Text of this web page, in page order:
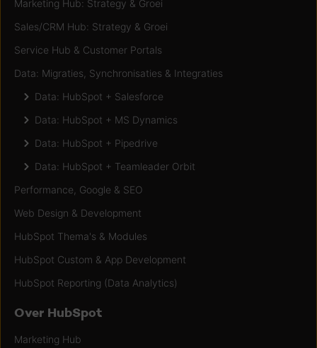
Marketing Hub: Strategy & Groei
Sales/CRM Hub: Strategy & Groei
Service Hub & Customer Portals
Data: Migraties, Synchronisaties & Integraties
Data: HubSpot + Salesforce
Data: HubSpot + MS Dynamics
Data: HubSpot + Pipedrive
Data: HubSpot + Teamleader Orbit
Performance, Google & SEO
Web Design & Development
HubSpot Thema's & Modules
HubSpot Custom & App Development
HubSpot Reporting (Data Analytics)
Over HubSpot
Marketing Hub